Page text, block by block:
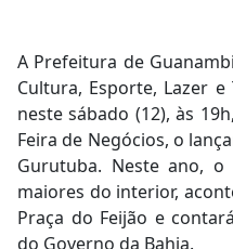
A Prefeitura de
Cultura, Esporte, Lazer e
neste sábado (12), às
Feira de Negócios, o
Gurutuba. Neste ano,
maiores do interior,
Praça do Feijão e
do Governo da Bahia.